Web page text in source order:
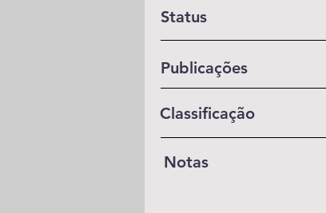
Status
Publicações
Classificação
Notas